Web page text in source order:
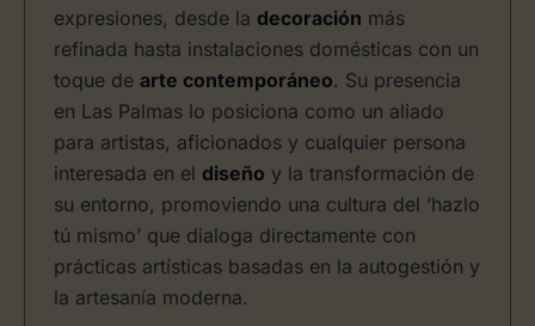
expresiones, desde la decoración más
refinada hasta instalaciones domésticas con un
toque de arte contemporáneo. Su presencia
en Las Palmas lo posiciona como un aliado
para artistas, aficionados y cualquier persona
interesada en el diseño y la transformación de
su entorno, promoviendo una cultura del ‘hazlo
tú mismo’ que dialoga directamente con
prácticas artísticas basadas en la autogestión y
la artesanía moderna.